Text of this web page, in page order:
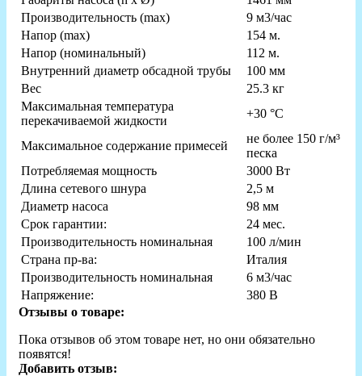
Производительность (max)
9 м3/час
Напор (max)
154 м.
Напор (номинальный)
112 м.
Внутренний диаметр обсадной трубы
100 мм
Вес
25.3 кг
Максимальная температура
перекачиваемой жидкости
+30 °С
Максимальное содержание примесей
не более 150 г/м³
песка
Потребляемая мощность
3000 Вт
Длина сетевого шнура
2,5 м
Диаметр насоса
98 мм
Срок гарантии:
24 мес.
Производительность номинальная
100 л/мин
Страна пр-ва:
Италия
Производительность номинальная
6 м3/час
Напряжение:
380 В
Отзывы о товаре:
Пока отзывов об этом товаре нет, но они обязательно
появятся!
Добавить отзыв: